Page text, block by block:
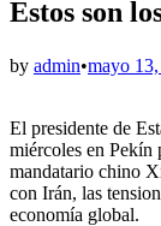
Estos son
by admin•mayo
El presidente de
miércoles en Pekín
mandatario chino
con Irán, las
economía global.